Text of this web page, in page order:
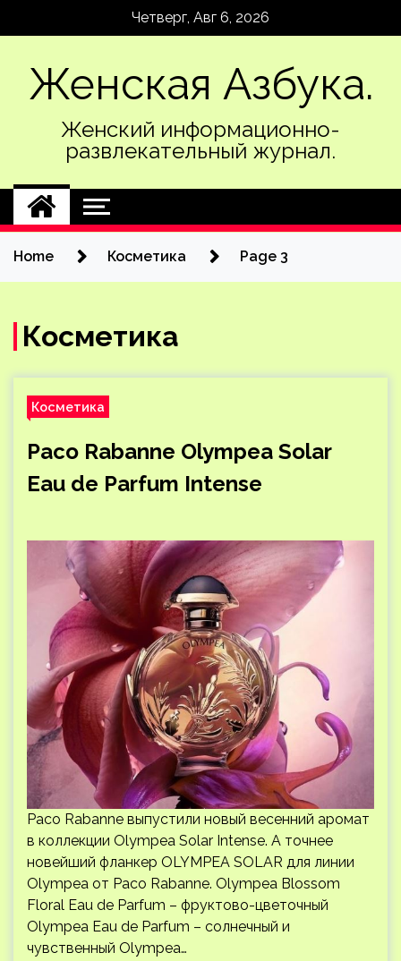
Четверг, Авг 6, 2026
Женская Азбука.
Женский информационно-
развлекательный журнал.
Home Косметика Page 3
Косметика
Косметика
Paco Rabanne Olympea Solar
Eau de Parfum Intense
Paco Rabanne выпустили новый весенний аромат
в коллекции Olympea Solar Intense. А точнее
новейший фланкер OLYMPEA SOLAR для линии
Olympea от Paco Rabanne. Olympea Blossom
Floral Eau de Parfum – фруктово-цветочный
Olympea Eau de Parfum – солнечный и
чувственный Olympea…